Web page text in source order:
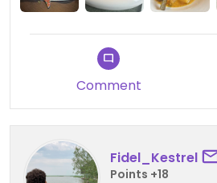
Comment
Fidel_Kestrel
Points +18